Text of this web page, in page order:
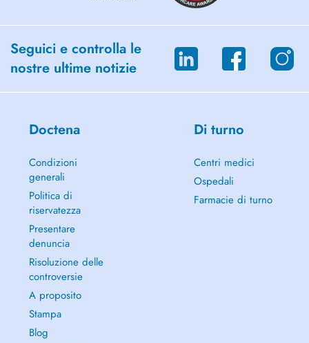
Seguici e controlla le
nostre ultime notizie
Doctena
Condizioni
generali
Politica di
riservatezza
Presentare
denuncia
Risoluzione delle
controversie
A proposito
Stampa
Blog
Di turno
Centri medici
Ospedali
Farmacie di turno